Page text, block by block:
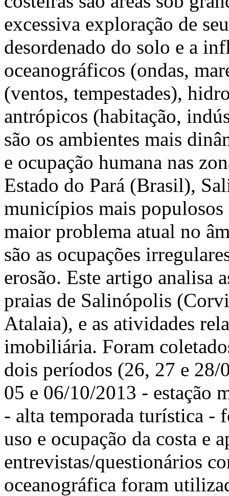
excessiva exploração de
desordenado do solo e a
oceanográficos (ondas,
(ventos, tempestades),
antrópicos (habitação,
são os ambientes mais
e ocupação humana nas
Estado do Pará (Brasil),
municípios mais
maior problema atual no
são as ocupações
erosão. Este artigo analisa
praias de Salinópolis
Atalaia), e as atividades
imobiliária. Foram
dois períodos (26, 27 e 28/
05 e 06/10/2013 - estação
- alta temporada turística -
uso e ocupação da costa e
entrevistas/questionários
oceanográfica foram